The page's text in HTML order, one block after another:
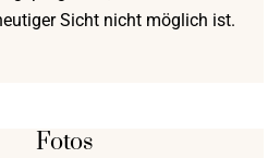
Sicht nicht möglich ist.
Fotos